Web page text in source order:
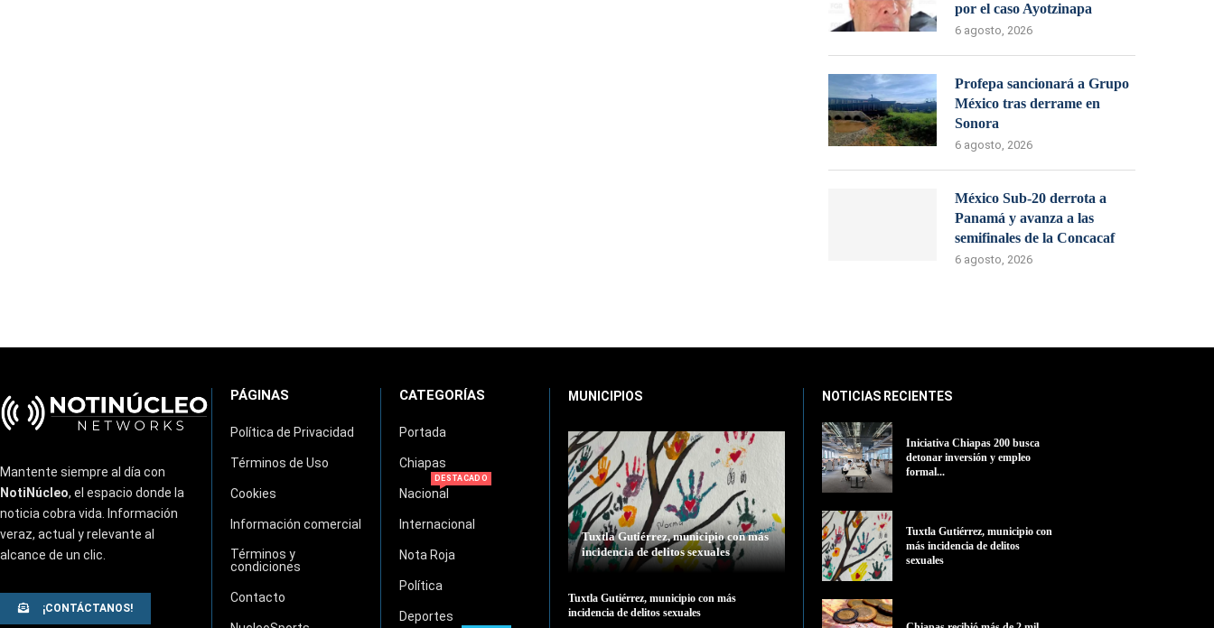
por el caso Ayotzinapa
6 agosto, 2026
Profepa sancionará a Grupo
México tras derrame en
Sonora
6 agosto, 2026
México Sub-20 derrota a
Panamá y avanza a las
semifinales de la Concacaf
6 agosto, 2026
Mantente siempre al día con
NotiNúcleo, el espacio donde la
noticia cobra vida. Información
veraz, actual y relevante al
alcance de un clic.
¡CONTÁCTANOS!
PÁGINAS
Política de Privacidad
Términos de Uso
Cookies
Información comercial
Términos y
condiciones
Contacto
CATEGORÍAS
Portada
Chiapas
Nacional
DESTACADO
Internacional
Nota Roja
Política
Deportes
MUNICIPIOS
Tuxtla Gutiérrez, municipio con más
incidencia de delitos sexuales
Tuxtla Gutiérrez, municipio con más
incidencia de delitos sexuales
NOTICIAS RECIENTES
Iniciativa Chiapas 200 busca
detonar inversión y empleo
formal...
Tuxtla Gutiérrez, municipio con
más incidencia de delitos
sexuales